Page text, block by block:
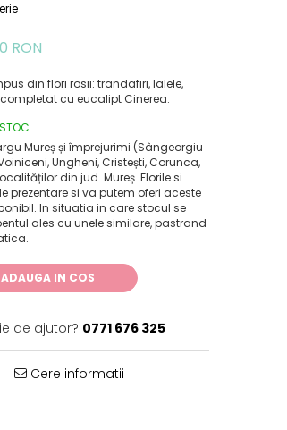
RON
din flori rosii: trandafiri, lalele,
cu eucalipt Cinerea.
Mureș și împrejurimi (Sângeorgiu
Ungheni, Cristești, Corunca,
din jud. Mureș. Florile si
prezentare si va putem oferi aceste
In situatia in care stocul se
ales cu unele similare, pastrand
ADAUGA IN COS
de ajutor? 0771 676 325
Cere informatii